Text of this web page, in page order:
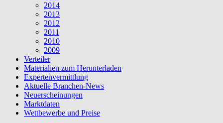
2014
2013
2012
2011
2010
2009
Verteiler
Materialien zum Herunterladen
Expertenvermittlung
Aktuelle Branchen-News
Neuerscheinungen
Marktdaten
Wettbewerbe und Preise